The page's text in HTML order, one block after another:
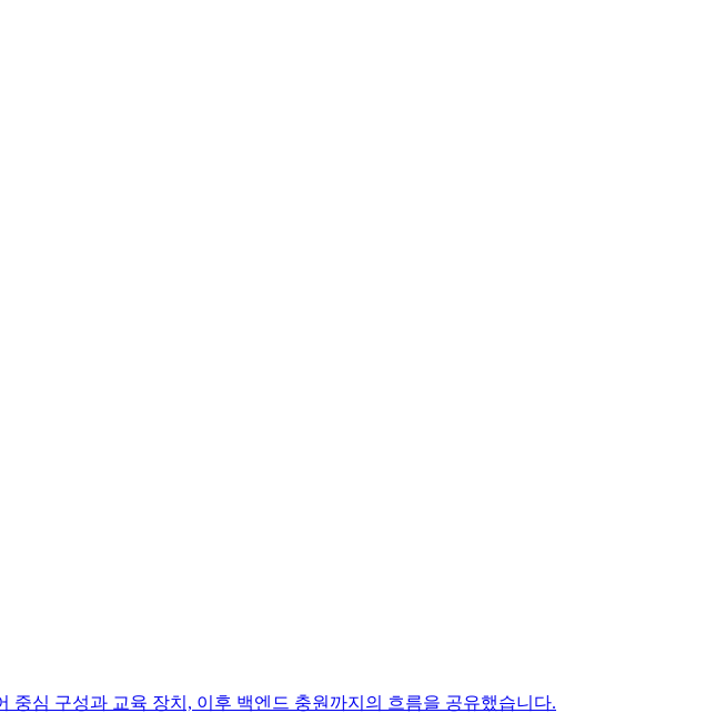
중심 구성과 교육 장치, 이후 백엔드 충원까지의 흐름을 공유했습니다.